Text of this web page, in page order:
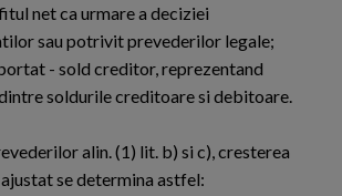
net ca urmare a deciziei
sau potrivit prevederilor legale;
- sold creditor, reprezentand
soldurile creditoare si debitoare.
alin. (1) lit. b) si c), cresterea
se determina astfel: